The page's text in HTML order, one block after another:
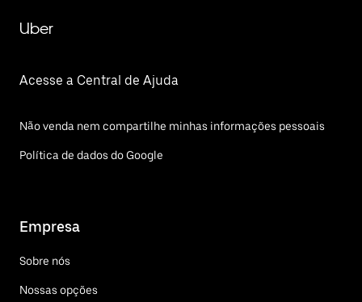
Uber
Acesse a Central de Ajuda
Não venda nem compartilhe minhas informações pessoais
Política de dados do Google
Empresa
Sobre nós
Nossas opções